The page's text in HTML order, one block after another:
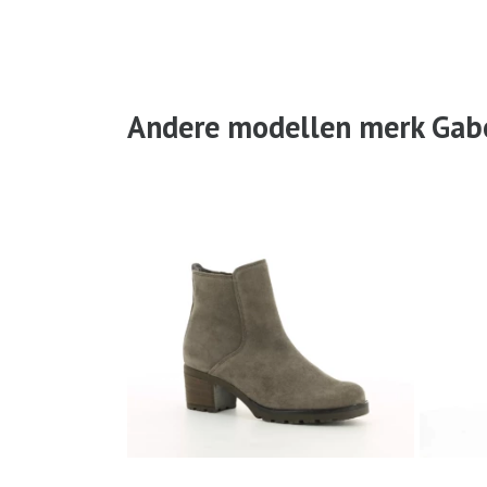
Andere modellen merk